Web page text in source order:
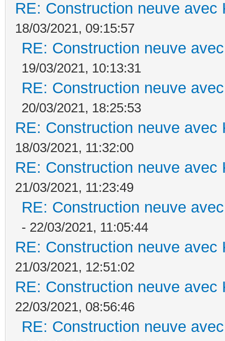
RE: Construction neuve avec
18/03/2021, 09:15:57
RE: Construction neuve
19/03/2021, 10:13:31
RE: Construction neuve
20/03/2021, 18:25:53
RE: Construction neuve avec
18/03/2021, 11:32:00
RE: Construction neuve avec
21/03/2021, 11:23:49
RE: Construction neuve
- 22/03/2021, 11:05:44
RE: Construction neuve avec
21/03/2021, 12:51:02
RE: Construction neuve avec
22/03/2021, 08:56:46
RE: Construction neuve